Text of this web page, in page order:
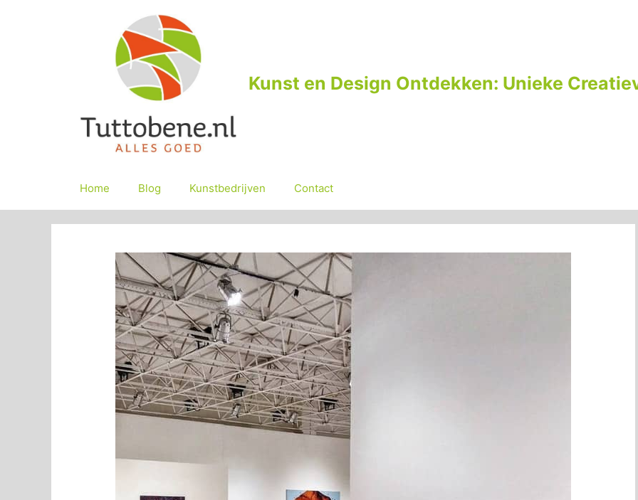
Kunst en Design Ontdekken: Unieke
Home Blog Kunstbedrijven Contact